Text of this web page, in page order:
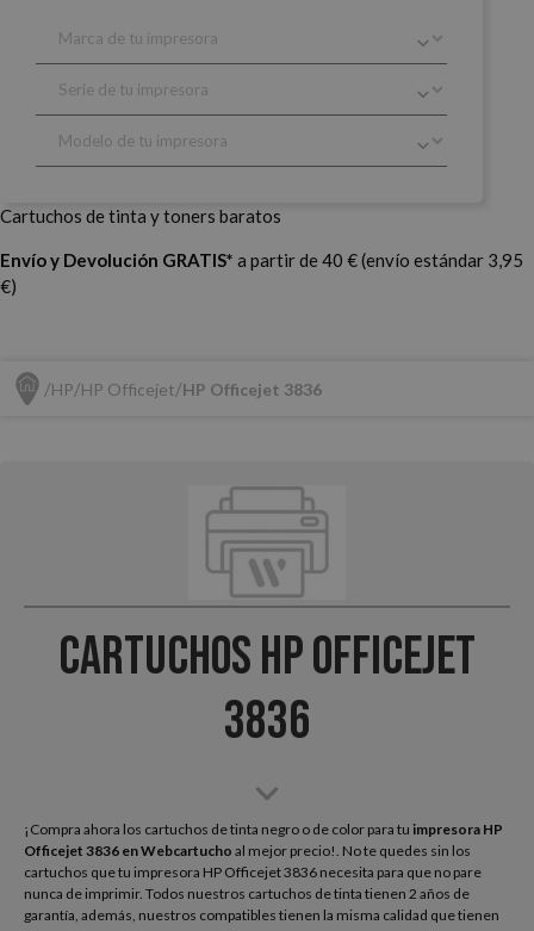
Cartuchos de tinta y toners baratos
Envío y Devolución GRATIS* a partir de 40 € (envío estándar 3,95
€)
HP HP Officejet HP Officejet 3836
Cartuchos HP Officejet
3836
¡Compra ahora los cartuchos de tinta negro o de color para tu impresora HP
Officejet 3836 en Webcartucho al mejor precio!. No te quedes sin los
cartuchos que tu impresora HP Officejet 3836 necesita para que no pare
nunca de imprimir. Todos nuestros cartuchos de tinta tienen 2 años de
garantía, además, nuestros compatibles tienen la misma calidad que tienen